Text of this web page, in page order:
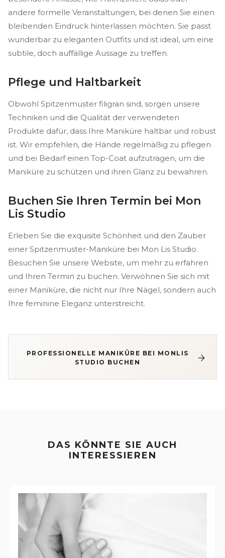
andere formelle Veranstaltungen, bei denen Sie einen
bleibenden Eindruck hinterlassen möchten. Sie passt
wunderbar zu eleganten Outfits und ist ideal, um eine
subtile, doch auffällige Aussage zu treffen.
Pflege und Haltbarkeit
Obwohl Spitzenmuster filigran sind, sorgen unsere
Techniken und die Qualität der verwendeten
Produkte dafür, dass Ihre Maniküre haltbar und robust
ist. Wir empfehlen, die Hände regelmäßig zu pflegen
und bei Bedarf einen Top-Coat aufzutragen, um die
Maniküre zu schützen und ihren Glanz zu bewahren.
Buchen Sie Ihren Termin bei Mon
Lis Studio
Erleben Sie die exquisite Schönheit und den Zauber
einer Spitzenmuster-Maniküre bei Mon Lis Studio.
Besuchen Sie unsere Website, um mehr zu erfahren
und Ihren Termin zu buchen. Verwöhnen Sie sich mit
einer Maniküre, die nicht nur Ihre Nägel, sondern auch
Ihre feminine Eleganz unterstreicht.
PROFESSIONELLE MANIKÜRE BEI MONLIS
STUDIO BUCHEN
DAS KÖNNTE SIE AUCH
INTERESSIEREN